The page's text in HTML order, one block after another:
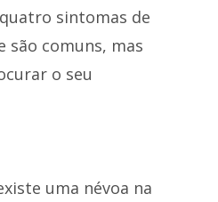
sintomas de
são comuns, mas
o seu
uma névoa na